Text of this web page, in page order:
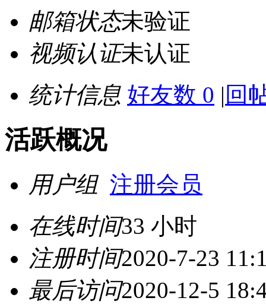
邮箱状态未验证
视频认证未认证
统计信息 好友数 0 | 回
活跃概况
用户组 注册会员
在线时间33 小时
注册时间2020-7-23
最后访问2020-12-5